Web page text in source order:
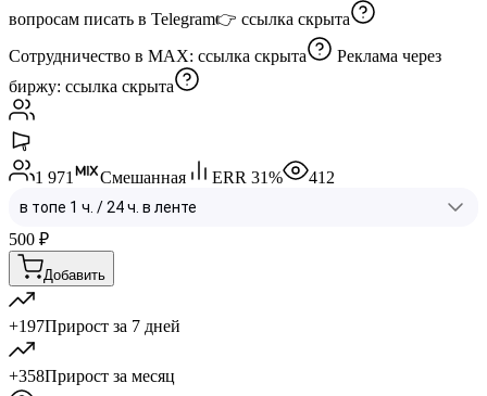
вопросам писать в Telegram👉 ссылка скрыта
Сотрудничество в MAX: ссылка скрыта
Реклама через
биржу: ссылка скрыта
1 971 Смешанная ERR 31% 412
500 ₽
Добавить
+197Прирост за 7 дней
+358Прирост за месяц